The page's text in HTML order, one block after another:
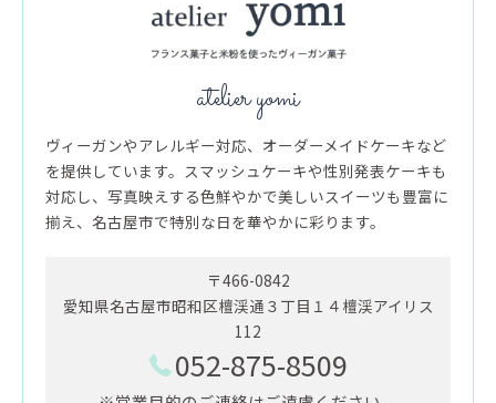
atelier yomi
ヴィーガンやアレルギー対応、オーダーメイドケーキなど
を提供しています。スマッシュケーキや性別発表ケーキも
対応し、写真映えする色鮮やかで美しいスイーツも豊富に
揃え、名古屋市で特別な日を華やかに彩ります。
〒466-0842
愛知県名古屋市昭和区檀渓通３丁目１４檀渓アイリス
112
052-875-8509